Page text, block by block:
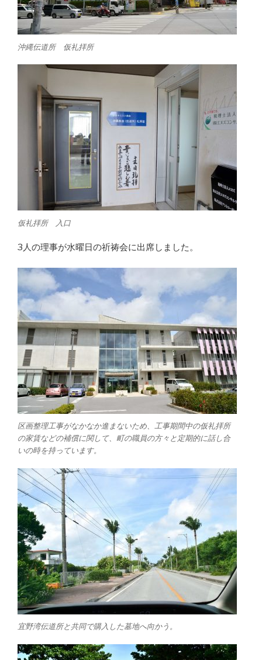
沖縄伝道所 仮礼拝所
仮礼拝所 入口
3人の理事が水曜日の祈祷会に出席しました。
区画整理工事がなかなか進まないため、工事期間中の仮礼拝所
の家賃などの補償に関して、町の職員の方々と定期的に話し合
いの時を持っています。
宜野湾伝道所と共同で購入した墓地へ向かう。